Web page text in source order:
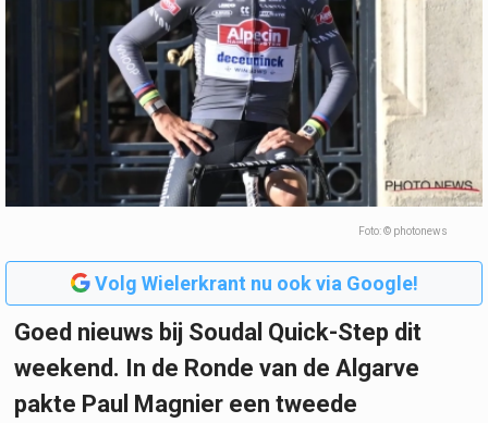
Foto: © photonews
Volg Wielerkrant nu ook via Google!
Goed nieuws bij Soudal Quick-Step dit
weekend. In de Ronde van de Algarve
pakte Paul Magnier een tweede